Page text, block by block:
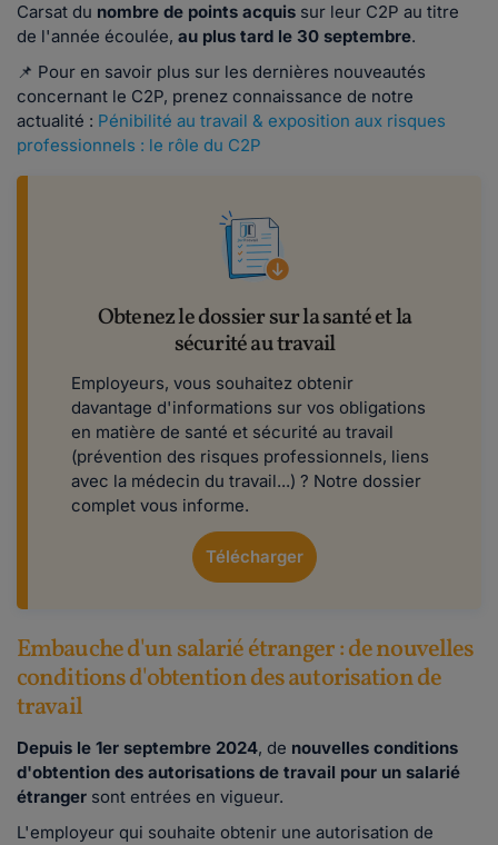
Carsat du nombre de points acquis sur leur C2P au titre
de l'année écoulée, au plus tard le 30 septembre.
📌 Pour en savoir plus sur les dernières nouveautés
concernant le C2P, prenez connaissance de notre
actualité : Pénibilité au travail & exposition aux risques
professionnels : le rôle du C2P
Obtenez le dossier sur la santé et la
sécurité au travail
Employeurs, vous souhaitez obtenir
davantage d'informations sur vos obligations
en matière de santé et sécurité au travail
(prévention des risques professionnels, liens
avec la médecin du travail...) ? Notre dossier
complet vous informe.
Télécharger
Embauche d'un salarié étranger : de nouvelles
conditions d'obtention des autorisation de
travail
Depuis le 1er septembre 2024, de nouvelles conditions
d'obtention des autorisations de travail pour un salarié
étranger sont entrées en vigueur.
L'employeur qui souhaite obtenir une autorisation de